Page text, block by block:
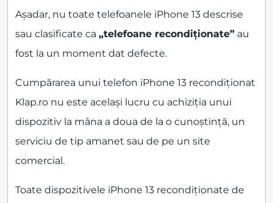
Așadar, nu toate telefoanele iPhone 13 descrise
sau clasificate ca „telefoane recondiționate” au
fost la un moment dat defecte.
Cumpărarea unui telefon iPhone 13 recondiționat
Klap.ro nu este același lucru cu achiziția unui
dispozitiv la mâna a doua de la o cunoștință, un
serviciu de tip amanet sau de pe un site
comercial.
Toate dispozitivele iPhone 13 recondiționate de